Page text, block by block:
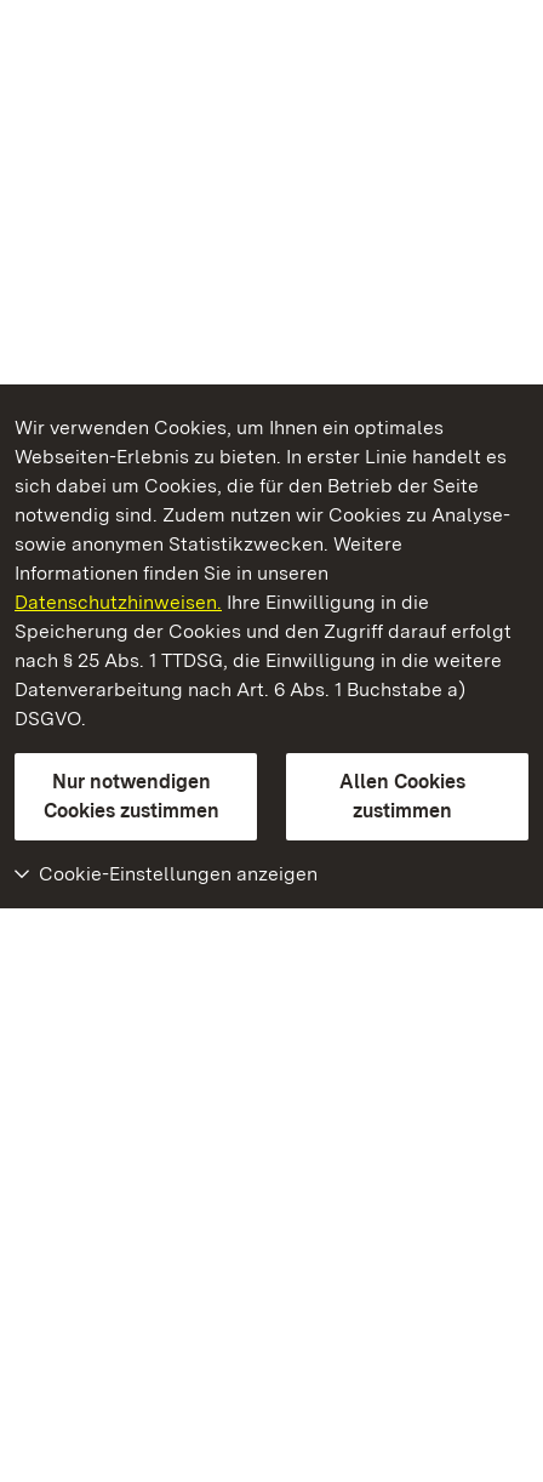
Wir verwenden Cookies, um Ihnen ein optimales
Webseiten-Erlebnis zu bieten. In erster Linie handelt es
sich dabei um Cookies, die für den Betrieb der Seite
notwendig sind. Zudem nutzen wir Cookies zu Analyse-
sowie anonymen Statistikzwecken. Weitere
Informationen finden Sie in unseren
Datenschutzhinweisen. Ihre Einwilligung in die
Speicherung der Cookies und den Zugriff darauf erfolgt
nach § 25 Abs. 1 TTDSG, die Einwilligung in die weitere
Datenverarbeitung nach Art. 6 Abs. 1 Buchstabe a)
DSGVO.
Nur notwendigen
Cookies zustimmen
Allen Cookies
zustimmen
Cookie-Einstellungen anzeigen
Kommen. Staunen. Genießen.
Residenzschloss Ludwigsburg
Staatliche Schlösser und Gärten Baden-Württemberg
Kontakt
GebärdenspracheLeichte Sprache
Erklärung zur Barrierefreiheit
BITV-konform (geprüfte Seiten)
Weiteres